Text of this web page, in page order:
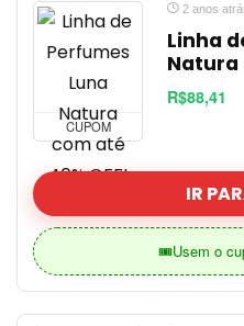
CUPOM
2 anos
Linha
Natura
R$88,41
IR
🎟️Usem o